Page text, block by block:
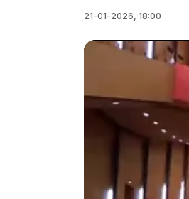
21-01-2026, 18:00